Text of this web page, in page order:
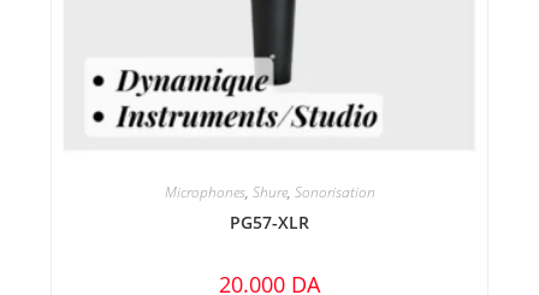
Microphones, Shure, Sonorisation
PG57-XLR
20.000 DA